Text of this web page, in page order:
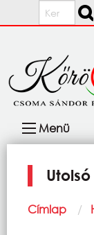
Ugrás a tartalomra
Keresés
navigáció
Menü
Morzsa
Címlap